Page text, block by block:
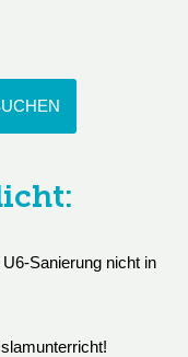
Sanierung nicht in